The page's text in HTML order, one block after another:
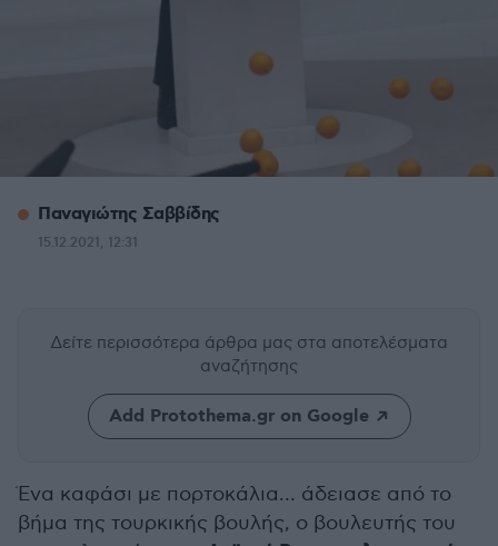
Παναγιώτης Σαββίδης
15.12.2021, 12:31
Δείτε περισσότερα άρθρα μας στα αποτελέσματα
αναζήτησης
Add Protothema.gr on Google
Ένα καφάσι με πορτοκάλια… άδειασε από το
βήμα της τουρκικής βουλής, ο βουλευτής του